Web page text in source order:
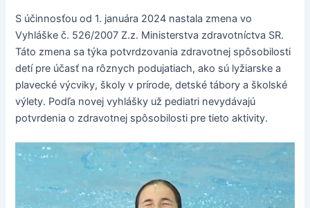
S účinnosťou od 1. januára 2024 nastala zmena vo
Vyhláške č. 526/2007 Z.z. Ministerstva zdravotníctva SR.
Táto zmena sa týka potvrdzovania zdravotnej spôsobilosti
detí pre účasť na rôznych podujatiach, ako sú lyžiarske a
plavecké výcviky, školy v prírode, detské tábory a školské
výlety. Podľa novej vyhlášky už pediatri nevydávajú
potvrdenia o zdravotnej spôsobilosti pre tieto aktivity.